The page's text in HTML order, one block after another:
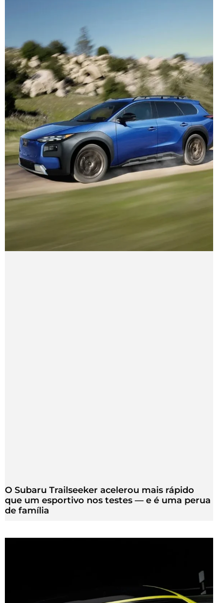
O Subaru Trailseeker acelerou mais rápido
que um esportivo nos testes — e é uma perua
de família